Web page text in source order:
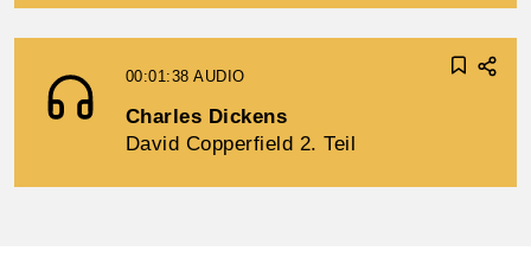
00:01:38AUDIO
Charles Dickens
David Copperfield 2. Teil